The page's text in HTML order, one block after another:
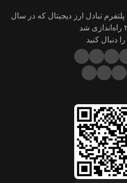
تبادل ارز دیجیتال که در سال